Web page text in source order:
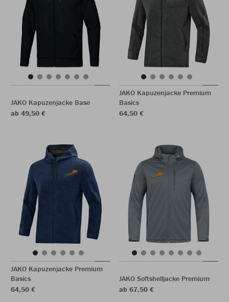
JAKO Kapuzenjacke Base
ab 49,50 €
JAKO Kapuzenjacke Premium
Basics
64,50 €
JAKO Kapuzenjacke Premium
Basics
64,50 €
JAKO Softshelljacke Premium
ab 67,50 €